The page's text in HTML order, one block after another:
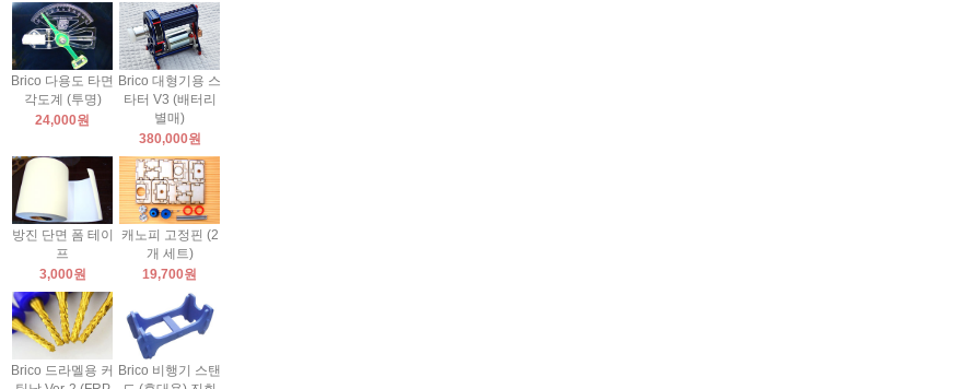
Brico 다용도 타면
각도계 (투명)
24,000원
Brico 대형기용 스
타터 V3 (배터리
별매)
380,000원
방진 단면 폼 테이
프
3,000원
캐노피 고정핀 (2
개 세트)
19,700원
Brico 드라멜용 커
Brico 비행기 스탠